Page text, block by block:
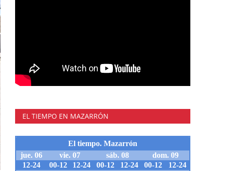
EL TIEMPO EN MAZARRÓN